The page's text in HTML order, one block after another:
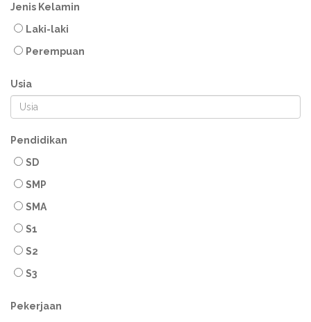
Jenis Kelamin
Laki-laki
Perempuan
Usia
Pendidikan
SD
SMP
SMA
S1
S2
S3
Pekerjaan